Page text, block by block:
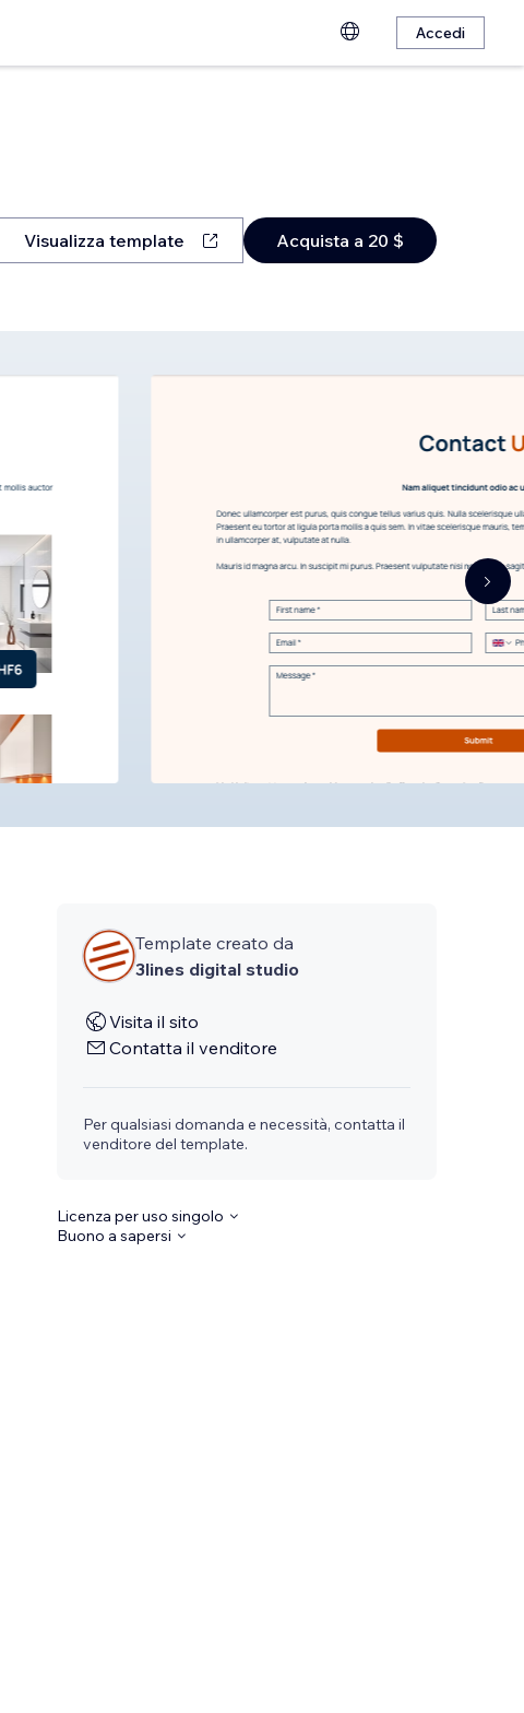
Accedi
Visualizza template Acquista a 20 $
Template creato da
3lines digital studio
Visita il sito
Contatta il venditore
Per qualsiasi domanda e necessità, contatta il
venditore del template.
Licenza per uso singolo
Buono a sapersi